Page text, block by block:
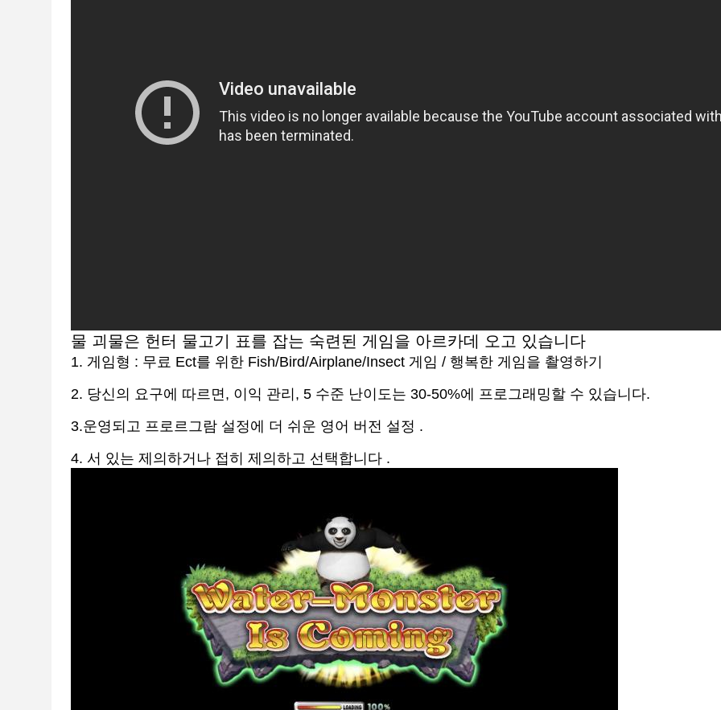
물 괴물은 헌터 물고기 표를 잡는 숙련된 게임을 아르카데 오고 있습니다
1. 게임형 : 무료 Ect를 위한 Fish/Bird/Airplane/Insect 게임 / 행복한 게임을 촬영하기
2. 당신의 요구에 따르면, 이익 관리, 5 수준 난이도는 30-50%에 프로그래밍할 수 있습니다.
3.운영되고 프로르그람 설정에 더 쉬운 영어 버전 설정 .
4. 서 있는 제의하거나 접히 제의하고 선택합니다 .